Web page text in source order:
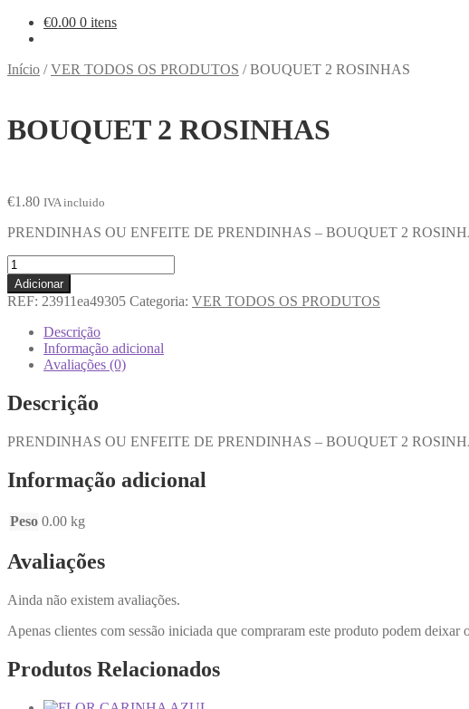
€0.00 0 itens
Início /VER TODOS OS PRODUTOS /BOUQUET 2 ROSINHAS
BOUQUET 2 ROSINHAS
€1.80 IVA incluido
PRENDINHAS OU ENFEITE DE PRENDINHAS – BOUQUET 2
Adicionar
REF: 23911ea49305 Categoria: VER TODOS OS PRODUTOS
Descrição
Informação adicional
Avaliações (0)
Descrição
PRENDINHAS OU ENFEITE DE PRENDINHAS – BOUQUET 2
Informação adicional
Peso 0.00 kg
Avaliações
Ainda não existem avaliações.
Apenas clientes com sessão iniciada que compraram este produto podem deixar
Produtos Relacionados